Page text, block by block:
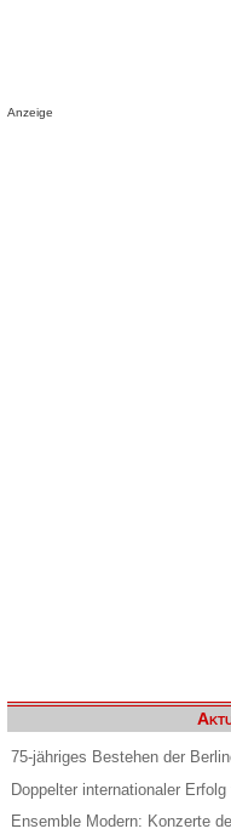
Anzeige
75-jähriges Bestehen der
Doppelter internationaler
Ensemble Modern: Konzerte